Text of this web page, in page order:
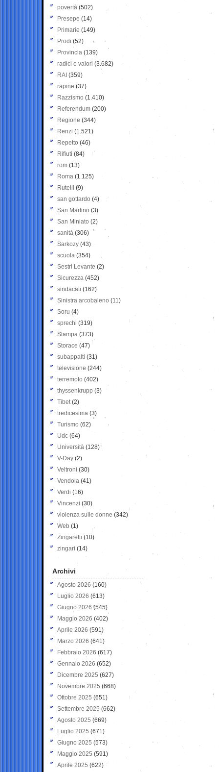
povertà (502)
Presepe (14)
Primarie (149)
Prodi (52)
Provincia (139)
radici e valori (3.682)
RAI (359)
rapine (37)
Razzismo (1.410)
Referendum (200)
Regione (344)
Renzi (1.521)
Repetto (46)
Rifiuti (84)
rom (13)
Roma (1.125)
Rutelli (9)
san gottardo (4)
San Martino (3)
San Miniato (2)
sanità (306)
Sarkozy (43)
scuola (354)
Sestri Levante (2)
Sicurezza (452)
sindacati (162)
Sinistra arcobaleno (11)
Soru (4)
sprechi (319)
Stampa (373)
Storace (47)
subappalti (31)
televisione(244)
terremoto (402)
thyssenkrupp (3)
Tibet(2)
tredicesima (3)
Turismo (62)
Udc (64)
Università (128)
V-Day (2)
Veltroni (30)
Vendola (41)
Verdi (16)
Vincenzi (30)
violenza sulle donne (342)
Web (1)
Zingaretti (10)
zingari (14)
Archivi
Agosto 2026 (160)
Luglio 2026 (613)
Giugno 2026 (545)
Maggio 2026 (402)
Aprile 2026 (591)
Marzo 2026 (641)
Febbraio 2026 (617)
Gennaio 2026 (652)
Dicembre 2025 (627)
Novembre 2025 (668)
Ottobre 2025 (651)
Settembre 2025 (662)
Agosto 2025 (669)
Luglio 2025 (671)
Giugno 2025 (573)
Maggio 2025 (591)
Aprile 2025 (622)